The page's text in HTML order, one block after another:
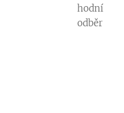
hodní
odběr